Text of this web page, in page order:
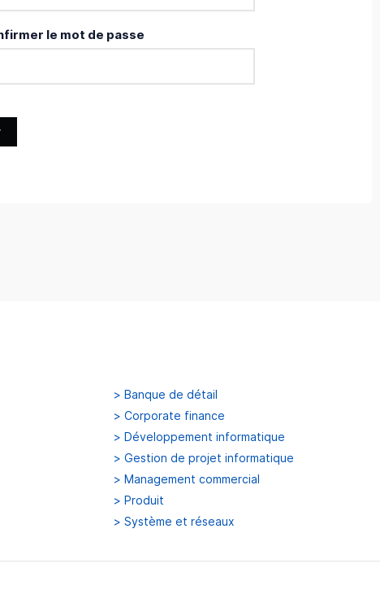
le mot de passe
> Banque de détail
> Corporate finance
> Développement informatique
> Gestion de projet informatique
> Management commercial
> Produit
> Système et réseaux